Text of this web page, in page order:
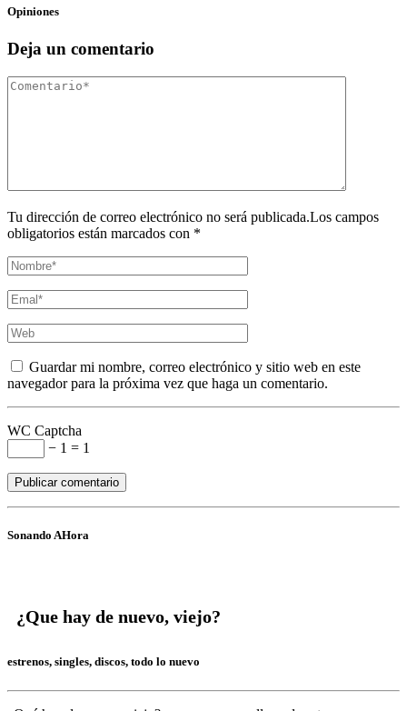
Opiniones
Deja un comentario
Tu dirección de correo electrónico no será publicada.Los campos
obligatorios están marcados con *
Guardar mi nombre, correo electrónico y sitio web en este
navegador para la próxima vez que haga un comentario.
WC Captcha
− 1 = 1
Sonando AHora
¿Que hay de nuevo, viejo?
estrenos, singles, discos, todo lo nuevo